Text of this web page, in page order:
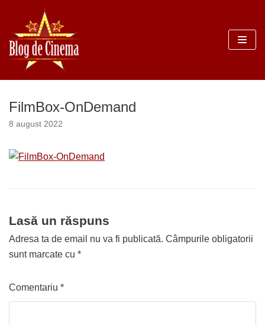
Sari
la
conținut
FilmBox-OnDemand
8 august 2022
Lasă un răspuns
Adresa ta de email nu va fi publicată. Câmpurile obligatorii
sunt marcate cu *
Comentariu *